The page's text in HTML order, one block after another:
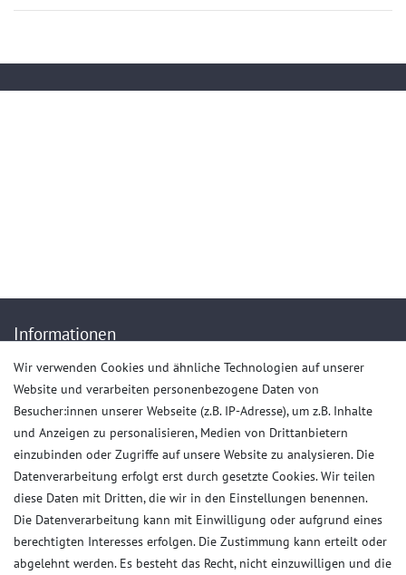
Informationen
Impressum
AGB
Daten­schutz­erklärung
Widerrufs­recht
Kaufvertrag widerrufen
Kunden Service
Wir verwenden Cookies und ähnliche Technologien auf unserer
Website und verarbeiten personenbezogene Daten von
Besucher:innen unserer Webseite (z.B. IP-Adresse), um z.B. Inhalte
und Anzeigen zu personalisieren, Medien von Drittanbietern
einzubinden oder Zugriffe auf unsere Website zu analysieren. Die
Datenverarbeitung erfolgt erst durch gesetzte Cookies. Wir teilen
diese Daten mit Dritten, die wir in den Einstellungen benennen.
Die Datenverarbeitung kann mit Einwilligung oder aufgrund eines
berechtigten Interesses erfolgen. Die Zustimmung kann erteilt oder
abgelehnt werden. Es besteht das Recht, nicht einzuwilligen und die